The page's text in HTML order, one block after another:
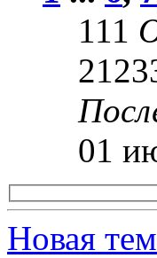
111
01
Новая